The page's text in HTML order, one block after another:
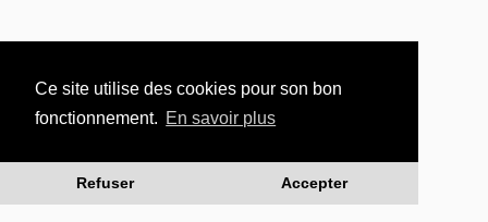
Ce site utilise des cookies pour son bon
fonctionnement. En savoir plus
Refuser Accepter